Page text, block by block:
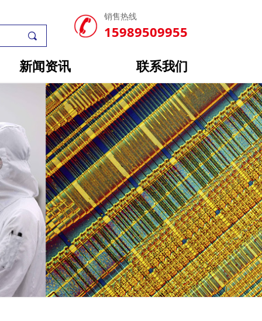
新闻资讯 联系我们
끠
销售热线
15989509955